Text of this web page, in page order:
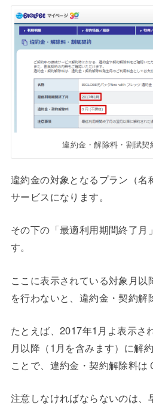
違約金・解除料・割賦契
違約金の対象となるプラン（名
サービスになります。
その下の「最適利用期間終了
す。
ここに表示されている対象月以
を行わないと、違約金・契約解
たとえば、2017年1月よ表示さ
月以降（1月を含みます）に解
ことで、違約金・契約解除料は
注意しなければならないのは、